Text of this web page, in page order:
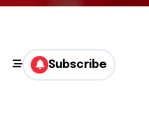
Subscribe